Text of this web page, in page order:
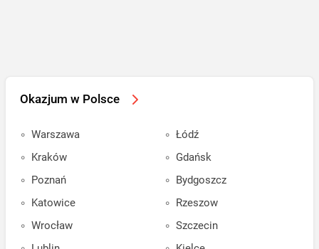
Okazjum w Polsce
Warszawa
Kraków
Poznań
Katowice
Wrocław
Łódź
Gdańsk
Bydgoszcz
Rzeszow
Szczecin